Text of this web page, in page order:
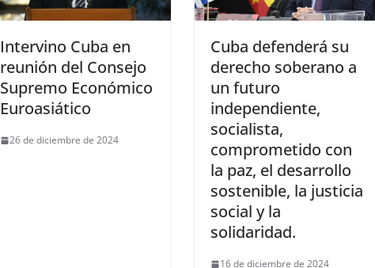
Intervino Cuba en
reunión del Consejo
Supremo Económico
Euroasiático
26 de diciembre de 2024
Cuba defenderá su
derecho soberano a
un futuro
independiente,
socialista,
comprometido con
la paz, el desarrollo
sostenible, la justicia
social y la
solidaridad.
16 de diciembre de 2024